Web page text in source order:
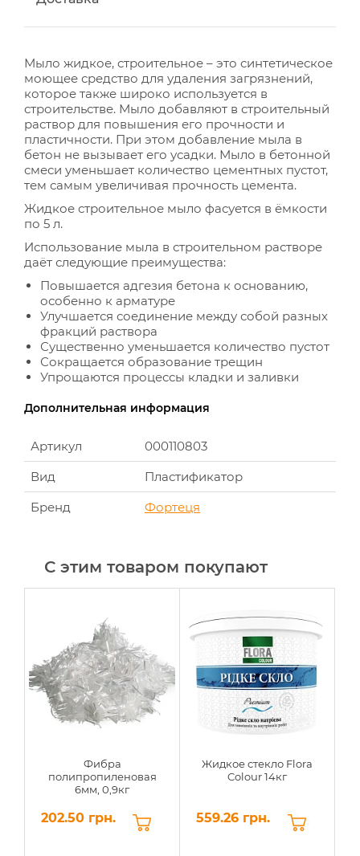
Мыло жидкое, строительное – это синтетическое
моющее средство для удаления загрязнений,
которое также широко используется в
строительстве. Мыло добавляют в строительный
раствор для повышения его прочности и
пластичности. При этом добавление мыла в
бетон не вызывает его усадки. Мыло в бетонной
смеси уменьшает количество цементных пустот,
тем самым увеличивая прочность цемента.
Жидкое строительное мыло фасуется в ёмкости
по 5 л.
Использование мыла в строительном растворе
даёт следующие преимущества:
Повышается адгезия бетона к основанию,
особенно к арматуре
Улучшается соединение между собой разных
фракций раствора
Существенно уменьшается количество пустот
Сокращается образование трещин
Упрощаются процессы кладки и заливки
Дополнительная информация
Артикул
000110803
Вид
Пластификатор
Бренд
Фортеця
С этим товаром покупают
Фибра
полипропиленовая
6мм, 0,9кг
202.50 грн.
Жидкое стекло Flora
Colour 14кг
559.26 грн.